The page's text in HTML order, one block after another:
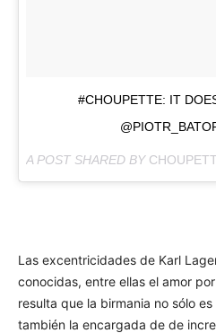
#CHOUPETTE: IT
A POST SHARED BY
Las excentricidades de Karl
conocidas, entre ellas el amor
resulta que la birmania no sólo
también la encargada de de